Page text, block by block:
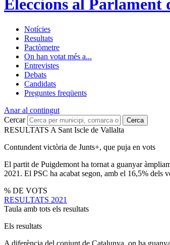
Eleccions al Parlament
Notícies
Resultats
Pactòmetre
On han votat més a...
Entrevistes
Debats
Candidats
Preguntes freqüents
Anar al contingut
Cercar
Cerca
RESULTATS A Sant Iscle de Vallalta
Contundent victòria de Junts+, que puja en vots
El partit de Puigdemont ha tornat a guanyar
2021. El PSC ha acabat segon, amb el 16,5% dels
% DE VOTS
RESULTATS 2021
Taula amb tots els resultats
Els resultats
A diferència del conjunt de Catalunya, on ha